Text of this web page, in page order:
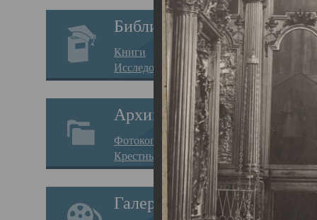
Библиотека
Книги
Исследования
Архив
Фотокопии дел
Крестные ходы
Галерея